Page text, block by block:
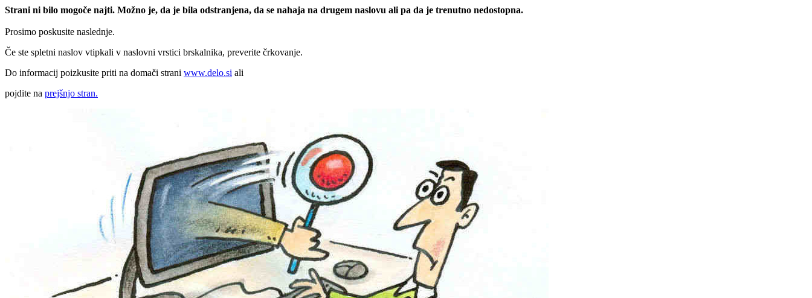
Strani ni bilo mogoče najti. Možno je, da je bila odstranjena, da se nahaja na drugem naslovu ali pa da je trenutno nedostopna.
Prosimo poskusite naslednje.
Če ste spletni naslov vtipkali v naslovni vrstici brskalnika, preverite črkovanje.
Do informacij poizkusite priti na domači strani www.delo.si ali
pojdite na prejšnjo stran.